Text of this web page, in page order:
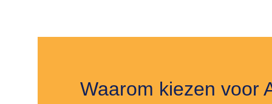
Waarom kiezen voor